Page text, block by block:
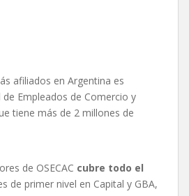
afiliados en Argentina es
de Empleados de Comercio y
tiene más de 2 millones de
de OSECAC cubre todo el
de primer nivel en Capital y GBA,